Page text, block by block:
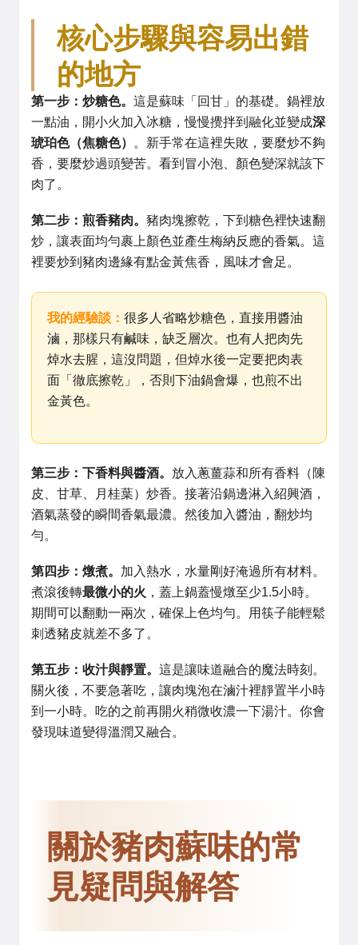
核心步驟與容易出錯
的地方
第一步：炒糖色。 這是蘇味「回甘」的基礎。鍋裡放
一點油，開小火加入冰糖，慢慢攪拌到融化並變成深
琥珀色（焦糖色）
。新手常在這裡失敗，要麼炒不夠
香，要麼炒過頭變苦。看到冒小泡、顏色變深就該下
肉了。
第二步：煎香豬肉。 豬肉塊擦乾，下到糖色裡快速翻
炒，讓表面均勻裹上顏色並產生梅納反應的香氣。這
裡要炒到豬肉邊緣有點金黃焦香，風味才會足。
我的經驗談：很多人省略炒糖色，直接用醬油
滷，那樣只有鹹味，缺乏層次。也有人把肉先
焯水去腥，這沒問題，但焯水後一定要把肉表
面「徹底擦乾」，否則下油鍋會爆，也煎不出
金黃色。
第三步：下香料與醬酒。 放入蔥薑蒜和所有香料（陳
皮、甘草、月桂葉）炒香。接著沿鍋邊淋入紹興酒，
酒氣蒸發的瞬間香氣最濃。然後加入醬油，翻炒均
勻。
第四步：燉煮。 加入熱水，水量剛好淹過所有材料。
煮滾後轉最微小的火 ，蓋上鍋蓋慢燉至少1.5小時。
期間可以翻動一兩次，確保上色均勻。用筷子能輕鬆
刺透豬皮就差不多了。
第五步：收汁與靜置。 這是讓味道融合的魔法時刻。
關火後，不要急著吃，讓肉塊泡在滷汁裡靜置半小時
到一小時。吃的之前再開火稍微收濃一下湯汁。你會
發現味道變得溫潤又融合。
關於豬肉蘇味的常
見疑問與解答